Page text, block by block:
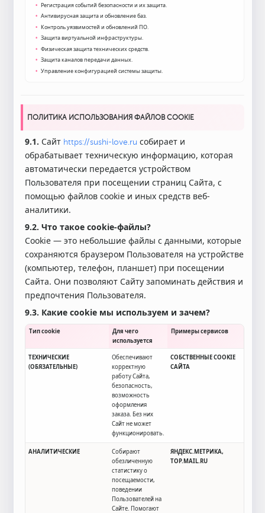
Регистрация событий безопасности и их защита.
Антивирусная защита и обновление баз.
Контроль уязвимостей и обновлений ПО.
Защита виртуальной инфраструктуры.
Физическая защита технических средств.
Защита каналов передачи данных.
Управление конфигурацией системы защиты.
ПОЛИТИКА ИСПОЛЬЗОВАНИЯ ФАЙЛОВ COOKIE
9.1. Сайт https://sushi-love.ru собирает и
обрабатывает техническую информацию, которая
автоматически передается устройством
Пользователя при посещении страниц Сайта, с
помощью файлов cookie и иных средств веб-
аналитики.
9.2. Что такое cookie-файлы?
Cookie — это небольшие файлы с данными, которые
сохраняются браузером Пользователя на устройстве
(компьютер, телефон, планшет) при посещении
Сайта. Они позволяют Сайту запоминать действия и
предпочтения Пользователя.
9.3. Какие cookie мы используем и зачем?
Тип cookie
Для чего
используется
Примеры сервисов
ТЕХНИЧЕСКИЕ
(ОБЯЗАТЕЛЬНЫЕ)
Обеспечивают
корректную
работу Сайта,
безопасность,
возможность
оформления
заказа. Без них
Сайт не может
функционировать.
СОБСТВЕННЫЕ COOKIE
САЙТА
АНАЛИТИЧЕСКИЕ
Собирают
обезличенную
статистику о
посещаемости,
поведении
Пользователей на
Сайте. Помогают
ЯНДЕКС.МЕТРИКА,
TOP.MAIL.RU